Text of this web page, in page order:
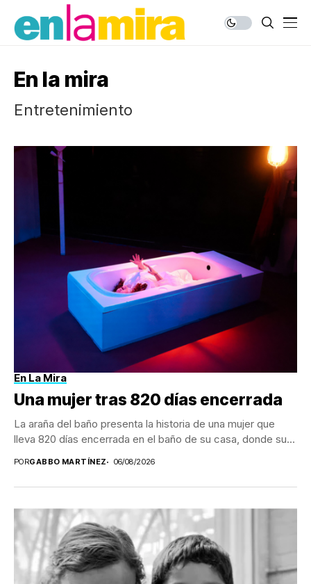
En la mira
Entretenimiento
En La Mira
Una mujer tras 820 días encerrada
La araña del baño presenta la historia de una mujer que
lleva 820 días encerrada en el baño de su casa, donde su...
PORGABBO MARTÍNEZ 06/08/2026